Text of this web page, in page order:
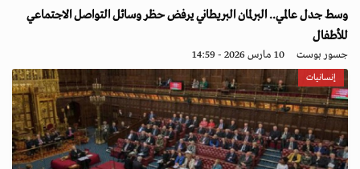
وسط جدل عالمي.. البرلمان البريطاني يرفض حظر وسائل التواصل الاجتماعي
للأطفال
جسور بوست 10 مارس 2026 - 14:59
إنسانيات